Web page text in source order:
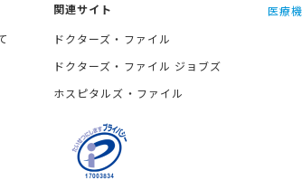
関連サイト
ドクターズ・ファイル
ドクターズ・ファイル ジョブズ
ホスピタルズ・ファイル
医療